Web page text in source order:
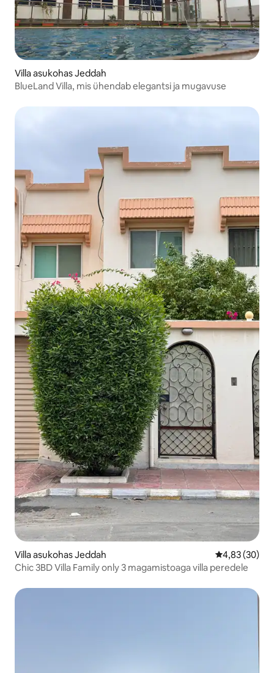
Villa asukohas Jeddah
BlueLand Villa, mis ühendab elegantsi ja mugavuse
Villa asukohas Jeddah Keskmine
4,83 (30)
Chic 3BD Villa Family only 3 magamistoaga villa peredele